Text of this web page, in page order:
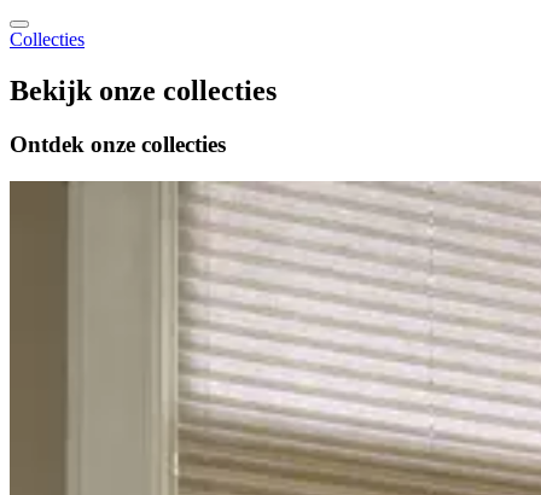
Collecties
Bekijk onze collecties
Ontdek onze collecties